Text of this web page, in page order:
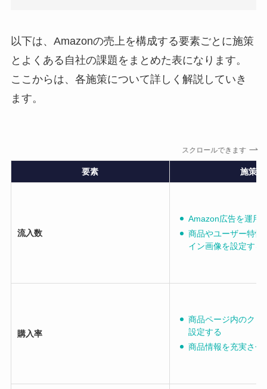
以下は、Amazonの売上を構成する要素ごとに施策
とよくある自社の課題をまとめた表になります。
ここからは、各施策について詳しく解説していき
ます。
スクロールできます
要素 施策
流入数
Amazon広告を運用
商品やユーザー特性
イン画像を設定する
購入率
商品ページ内のクリ
設定する
商品情報を充実させ